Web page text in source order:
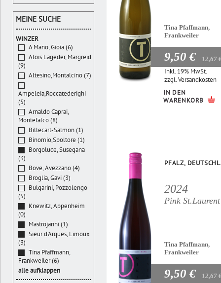
Tina Pfaffmann,
Frankweiler
9,50 € 12,67
Inkl. 19% MwSt.
zzgl.Versandkosten
IN DEN
WARENKORB
PFALZ,
2024
Pink St.Laurent
Tina Pfaffmann,
Frankweiler
9,50 € 12,67
MEINE SUCHE
WINZER
A Mano, Gioia (6)
Alois Lageder, Margreid
(9)
Altesino,Montalcino (7)
Ampeleia,Roccatederighi
(5)
Arnaldo Caprai,
Montefalco (8)
Billecart-Salmon (1)
Binomio,Spoltore (1)
Borgoluce, Susegana
(3)
Bove, Avezzano (4)
Broglia, Gavi (3)
Bulgarini, Pozzolengo
(5)
Knewitz, Appenheim
(0)
Mastrojanni (1)
Sieur d'Arques, Limoux
(3)
Tina Pfaffmann,
Frankweiler (6)
alle aufklappen